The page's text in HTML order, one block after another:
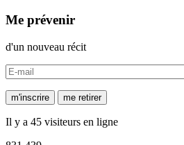
Me prévenir
d'un nouveau récit
Il y a 45 visiteurs en ligne